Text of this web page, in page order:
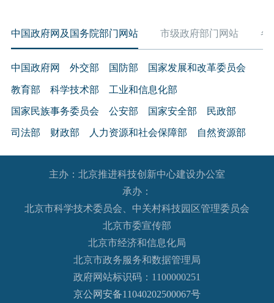
中国政府网及国务院部门网站 市级政府部门网站 各
中国政府网 外交部 国防部 国家发展和改革委员会
教育部 科学技术部 工业和信息化部
国家民族事务委员会 公安部 国家安全部 民政部
司法部 财政部 人力资源和社会保障部 自然资源部
生态环境部 住房和城乡建设部 交通运输部 水利部
农业农村部 商务部 文化和旅游部
退役军人事务部
国家语言文字工作委员会
国家航天局 国家原子能机构
国家核安全局
国务院国有资产监督管理委员会
主办：北京推进科技创新中心建设办公室
承办：
北京市科学技术委员会、中关村科技园区管理委员会
北京市委宣传部
北京市经济和信息化局
北京市政务服务和数据管理局
政府网站标识码：1100000251
京公网安备11040202500067号